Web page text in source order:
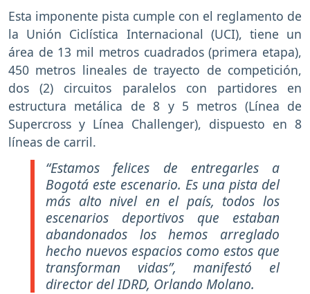
Esta imponente pista cumple con el reglamento de
la Unión Ciclística Internacional (UCI), tiene un
área de 13 mil metros cuadrados (primera etapa),
450 metros lineales de trayecto de competición,
dos (2) circuitos paralelos con partidores en
estructura metálica de 8 y 5 metros (Línea de
Supercross y Línea Challenger), dispuesto en 8
líneas de carril.
“Estamos felices de entregarles a
Bogotá este escenario. Es una pista del
más alto nivel en el país, todos los
escenarios deportivos que estaban
abandonados los hemos arreglado
hecho nuevos espacios como estos que
transforman vidas”, manifestó el
director del IDRD, Orlando Molano.